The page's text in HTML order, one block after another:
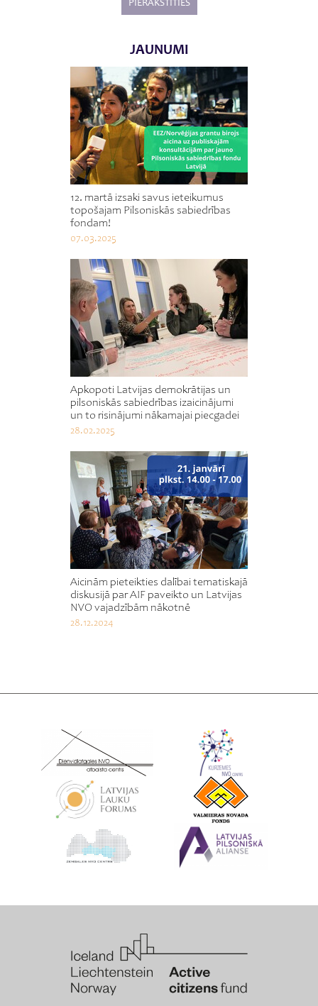
JAUNUMI
12. martā izsaki savus ieteikumus
topošajam Pilsoniskās sabiedrības
fondam!
07.03.2025
Apkopoti Latvijas demokrātijas un
pilsoniskās sabiedrības izaicinājumi
un to risinājumi nākamajai piecgadei
28.02.2025
Aicinām pieteikties dalībai tematiskajā
diskusijā par AIF paveikto un Latvijas
NVO vajadzībām nākotnē
28.12.2024